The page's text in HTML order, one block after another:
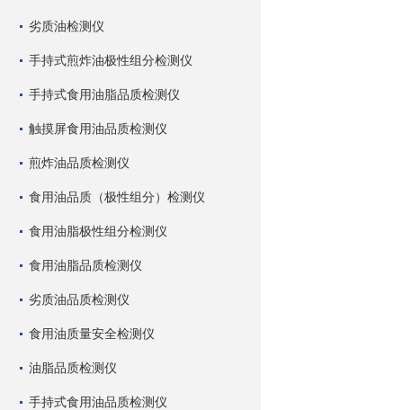
劣质油检测仪
手持式煎炸油极性组分检测仪
手持式食用油脂品质检测仪
触摸屏食用油品质检测仪
煎炸油品质检测仪
食用油品质（极性组分）检测仪
食用油脂极性组分检测仪
食用油脂品质检测仪
劣质油品质检测仪
食用油质量安全检测仪
油脂品质检测仪
手持式食用油品质检测仪